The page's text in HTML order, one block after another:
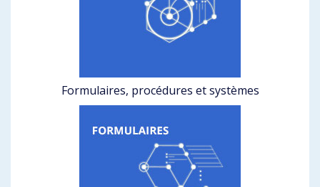
Formulaires, procédures et systèmes